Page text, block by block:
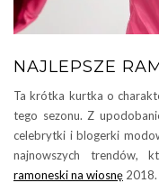
NAJLEPSZE
Ta krótka kurtka o
tego sezonu. Z
celebrytki i blogerki
najnowszych trendów,
ramoneski na wiosnę 2018.